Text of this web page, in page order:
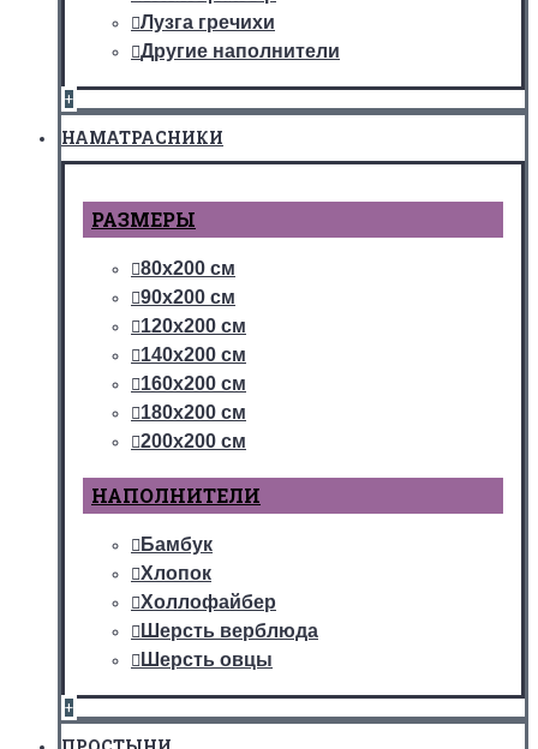
Лузга гречихи
Другие наполнители
+
НАМАТРАСНИКИ
РАЗМЕРЫ
80х200 см
90х200 см
120х200 см
140х200 см
160х200 см
180х200 см
200х200 см
НАПОЛНИТЕЛИ
Бамбук
Хлопок
Холлофайбер
Шерсть верблюда
Шерсть овцы
+